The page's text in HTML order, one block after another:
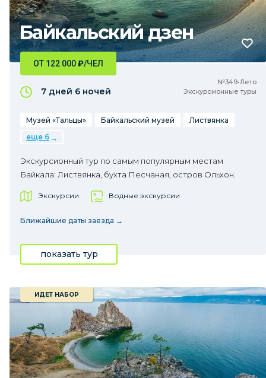
Байкальский дзен
№349•Лето
Экскурсионные туры
ОТ 122 000₽/ЧЕЛ
7 дней 6 ночей
Музей «Тальцы» Байкальский музей
Листвянка
еще 6
Экскурсионный тур по самым популярным местам
Байкала: Листвянка, бухта Песчаная, остров Ольхон.
Экскурсии Водные экскурсии
Ближайшие даты заезда →
показать тур
ИДЕТ НАБОР